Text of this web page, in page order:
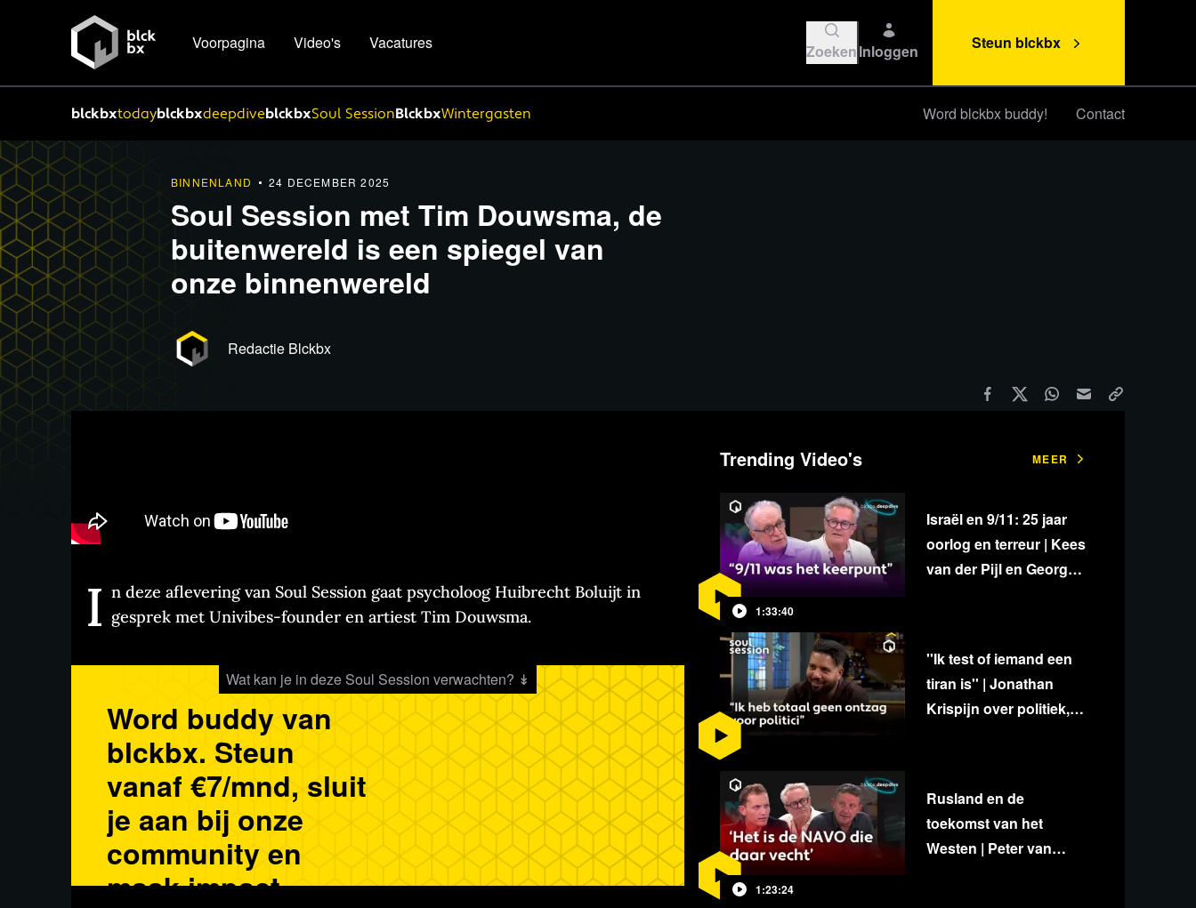
Voorpagina Video's Vacatures ZoekenInloggen Steun blckbx
blckbxtodayblckbxdeepdiveblckbxSoul SessionBlckbxWintergasten Word blckbx buddy! Contact
BINNENLAND 24 DECEMBER 2025
Soul Session met Tim Douwsma, de
buitenwereld is een spiegel van
onze binnenwereld
Redactie Blckbx
I n deze aflevering van Soul Session gaat psycholoog Huibrecht Boluijt in
gesprek met Univibes-founder en artiest Tim Douwsma.
Wat kan je in deze Soul Session verwachten? ↡
Word buddy van
blckbx. Steun
vanaf €7/mnd, sluit
je aan bij onze
community en
maak impact.
Trending Video's MEER
1:33:40
Israël en 9/11: 25 jaar
oorlog en terreur | Kees
van der Pijl en George
''Ik test of iemand een
tiran is'' | Jonathan
Krispijn over politiek,
1:23:24
Rusland en de
toekomst van het
Westen | Peter van